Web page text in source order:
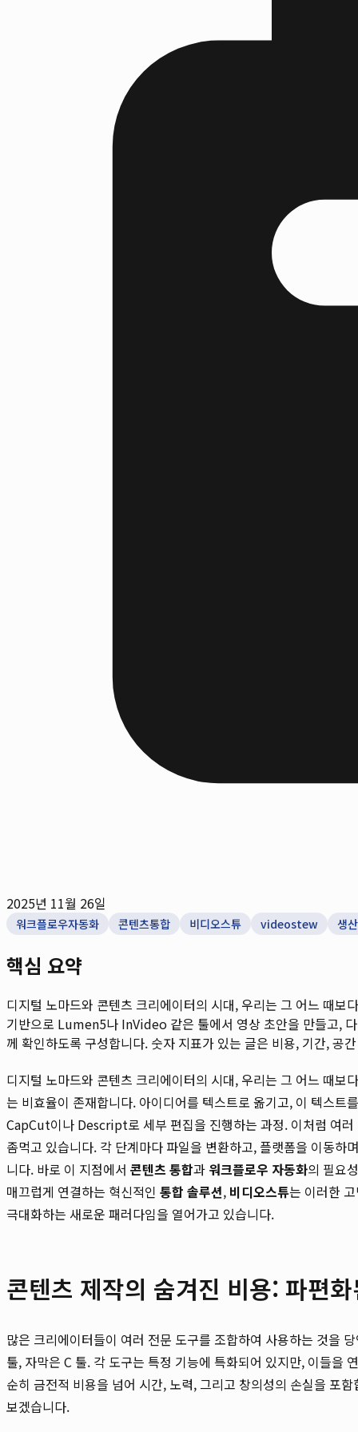
2025년 11월 26일
워크플로우자동화 콘텐츠통합 비디오스튜 videostew 생
핵심 요약
디지털 노마드와 콘텐츠 크리에이터의 시대, 우리는 그 어느 때
기반으로 Lumen5나 InVideo 같은 툴에서 영상 초안을 만들고,
께 확인하도록 구성합니다. 숫자 지표가 있는 글은 비용, 기간, 공
디지털 노마드와 콘텐츠 크리에이터의 시대, 우리는 그 어느 때
는 비효율이 존재합니다. 아이디어를 텍스트로 옮기고, 이 텍스
CapCut이나 Descript로 세부 편집을 진행하는 과정. 이처럼 여
좀먹고 있습니다. 각 단계마다 파일을 변환하고, 플랫폼을 이동
니다. 바로 이 지점에서 콘텐츠 통합과 워크플로우 자동화의 필요
매끄럽게 연결하는 혁신적인 통합 솔루션, 비디오스튜는 이러한
극대화하는 새로운 패러다임을 열어가고 있습니다.
콘텐츠 제작의 숨겨진 비용: 파편
많은 크리에이터들이 여러 전문 도구를 조합하여 사용하는 것을
툴, 자막은 C 툴. 각 도구는 특정 기능에 특화되어 있지만, 이들을
순히 금전적 비용을 넘어 시간, 노력, 그리고 창의성의 손실을 포
보겠습니다.